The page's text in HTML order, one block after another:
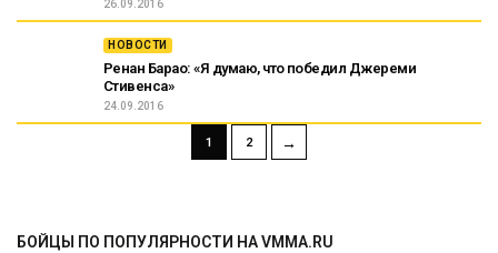
26.09.2016
НОВОСТИ
Ренан Барао: «Я думаю, что победил Джереми
Стивенса»
24.09.2016
1 2 →
БОЙЦЫ ПО ПОПУЛЯРНОСТИ НА VMMA.RU